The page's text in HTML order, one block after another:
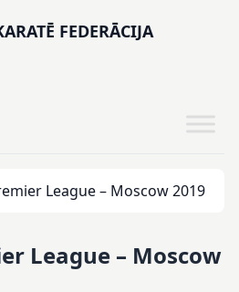
FEDERĀCIJA
League – Moscow 2019
League – Moscow